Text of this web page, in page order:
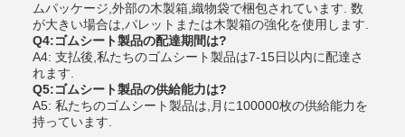
ムパッケージ,外部の木製箱,織物袋で梱包されています. 数
が大きい場合は,パレットまたは木製箱の強化を使用します.
Q4:ゴムシート製品の配達期間は?
A4: 支払後,私たちのゴムシート製品は7-15日以内に配達さ
れます.
Q5:ゴムシート製品の供給能力は?
A5: 私たちのゴムシート製品は,月に100000枚の供給能力を
持っています.